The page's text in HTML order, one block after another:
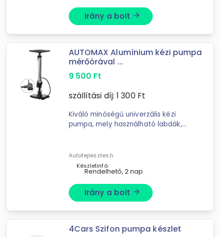
Irány a bolt arrow_forward
AUTOMAX Alumínium kézi pumpa
mérőórával ...
9 500 Ft
szállítási díj: 1 300Ft
Kiváló minőségű univerzális kézi
pumpa, mely használható labdák,
pumpa dupla fejjel van ellátva, de jár
hozzá ...
Autofejlesztes.h
Készletinfó:
Rendelhető, 2 nap
Irány a bolt arrow_forward
4Cars Szifon pumpa készlet